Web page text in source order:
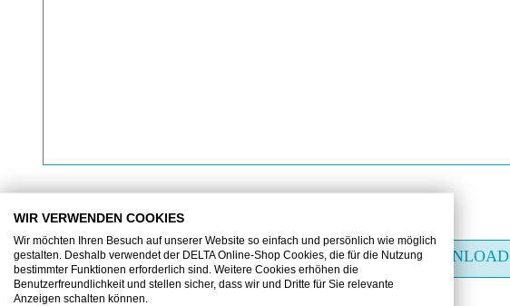
BESCHREIBUNG ZUSATZINFORMATIONEN DOWNLOAD
WIR VERWENDEN COOKIES
Wir möchten Ihren Besuch auf unserer Website so einfach und persönlich wie möglich
gestalten. Deshalb verwendet der DELTA Online-Shop Cookies, die für die Nutzung
bestimmter Funktionen erforderlich sind. Weitere Cookies erhöhen die
Benutzerfreundlichkeit und stellen sicher, dass wir und Dritte für Sie relevante
Anzeigen schalten können.